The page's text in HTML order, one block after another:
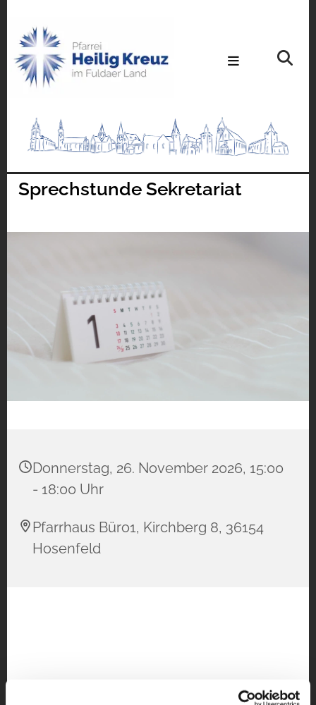
Sprechstunde Sekretariat
Donnerstag, 26. November 2026, 15:00
- 18:00 Uhr
Pfarrhaus Büro1, Kirchberg 8, 36154
Hosenfeld